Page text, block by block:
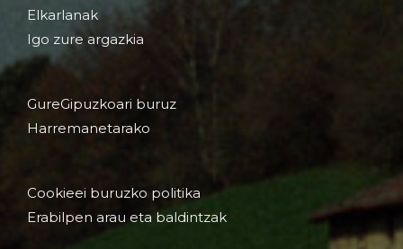
Elkarlanak
Igo zure argazkia
GureGipuzkoari buruz
Harremanetarako
Cookieei buruzko politika
Erabilpen arau eta baldintzak